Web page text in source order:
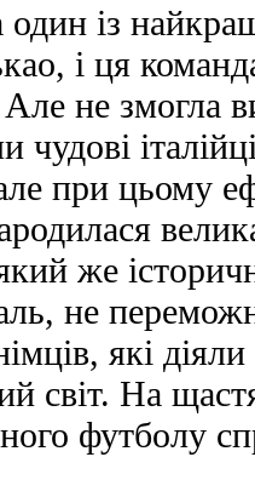
із
і ця
не змогла
при цьому
же
не
які
світ. На
футболу